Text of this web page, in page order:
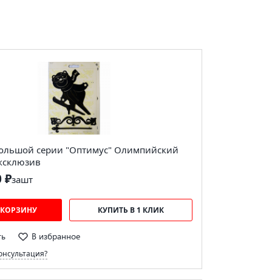
серии "Оптимус" Олимпийский
₽зашт
КУПИТЬ В 1 КЛИК
В избранное